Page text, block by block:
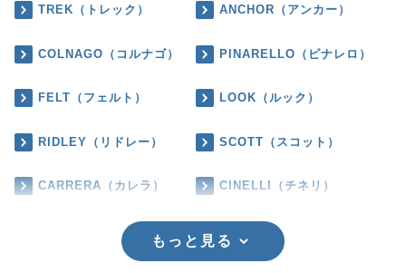
TREK（トレック） ANCHOR（アンカー）
COLNAGO（コルナゴ） PINARELLO（ピナレロ）
FELT（フェルト） LOOK（ルック）
RIDLEY（リドレー） SCOTT（スコット）
CARRERA（カレラ） CINELLI（チネリ）
もっと見る